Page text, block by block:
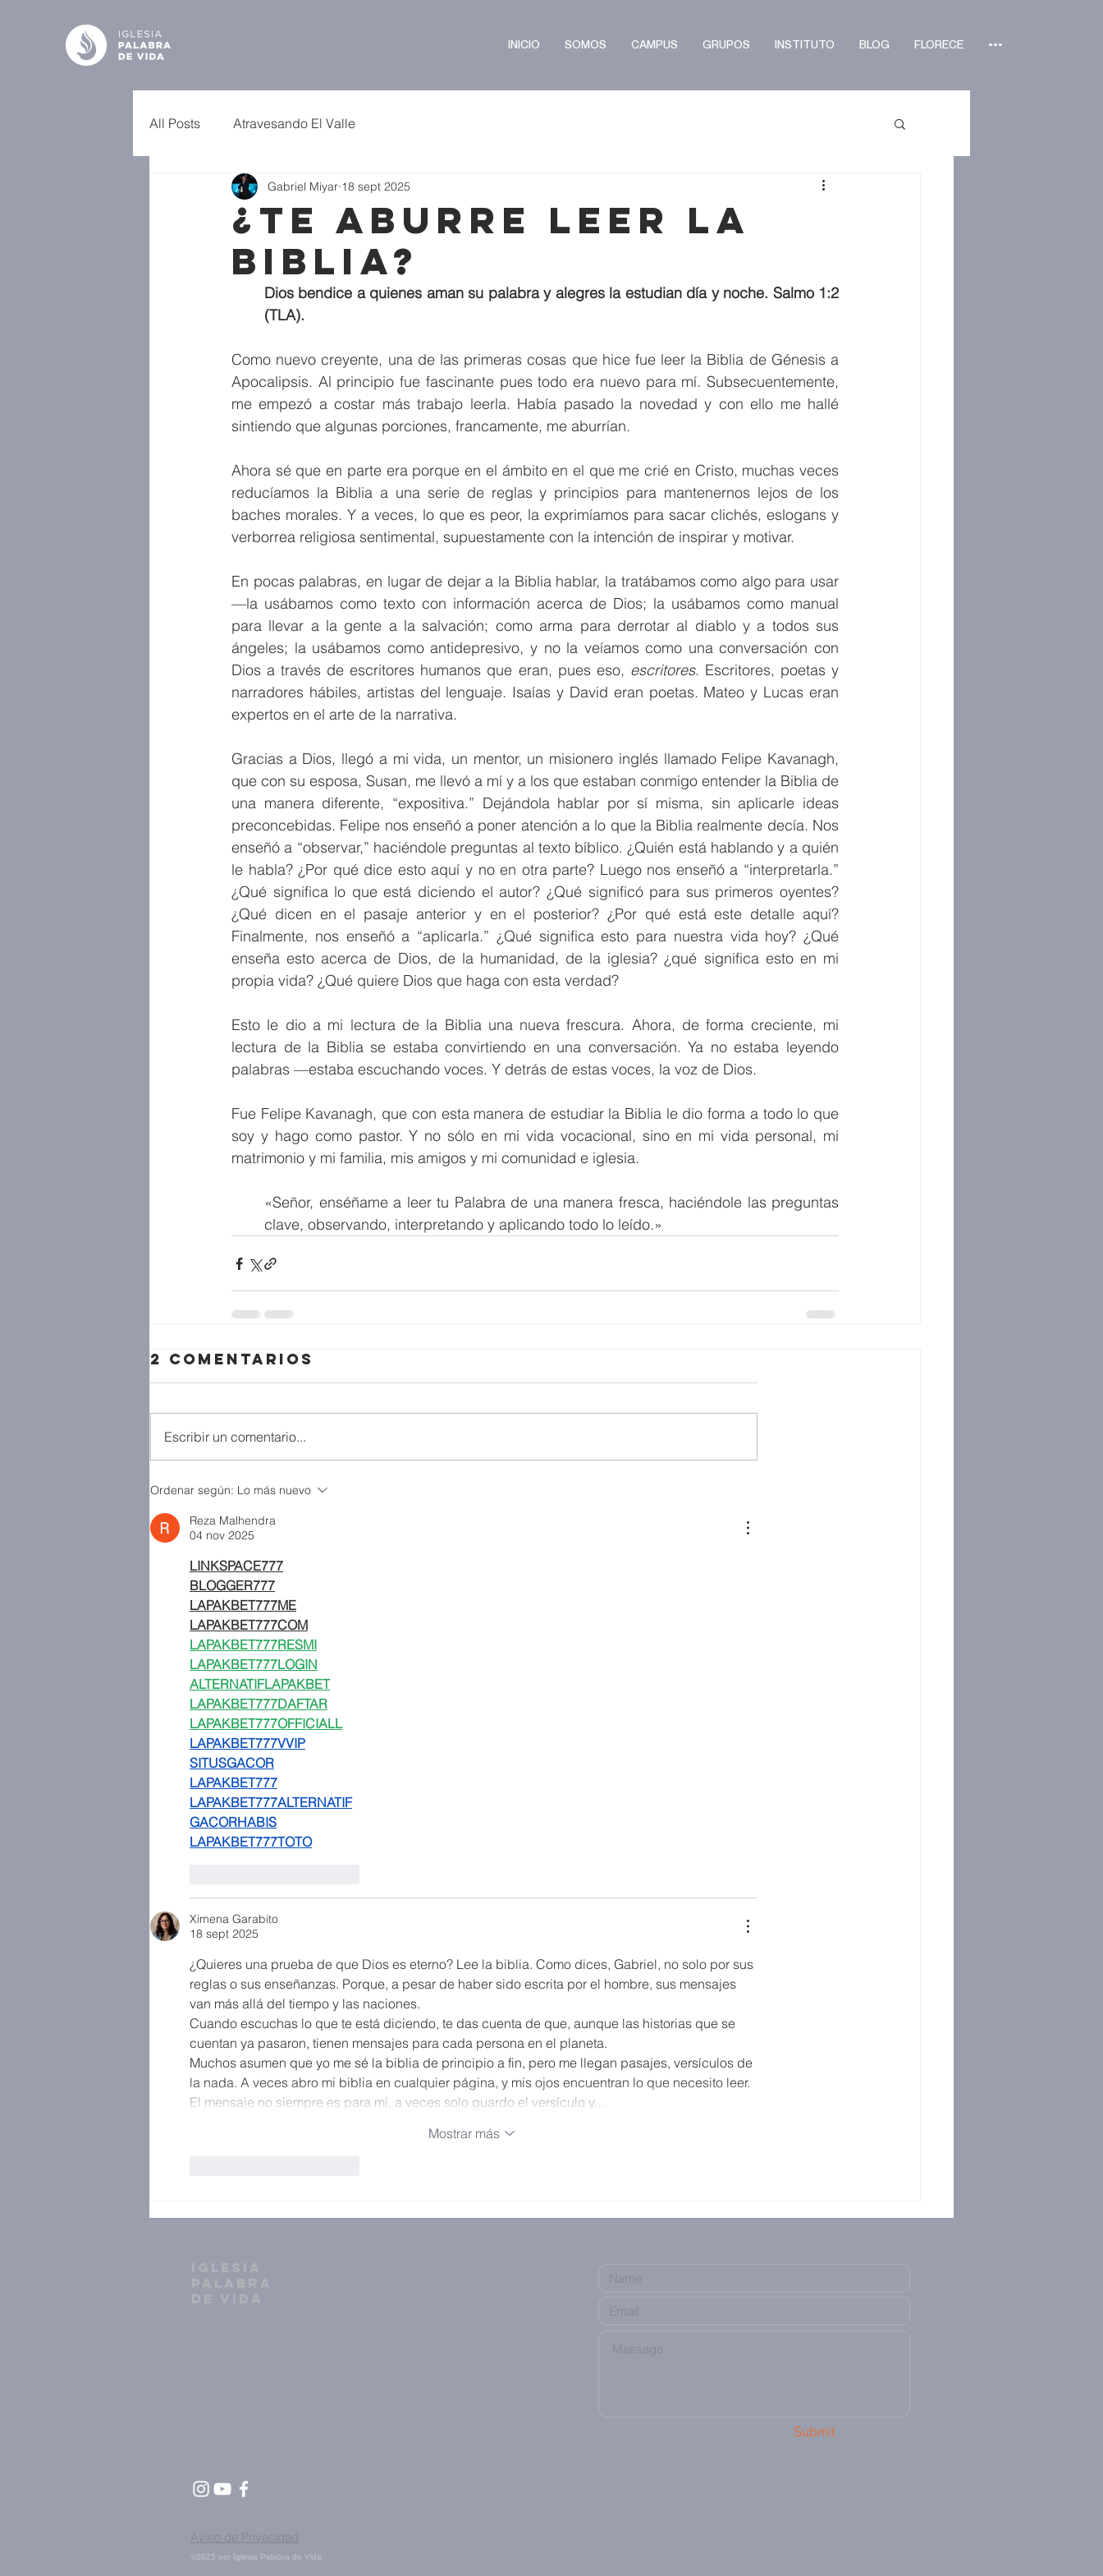
INICIO SOMOS CAMPUS GRUPOS INSTITUTO BLOG FLORECE •••
All Posts Atravesando El Valle
¿Te Aburre Leer la
Biblia?
Gabriel Miyar 18 sept 2025
Dios bendice a quienes aman su palabra y alegres la estudian día y noche. Salmo 1:2
(TLA).
Como nuevo creyente, una de las primeras cosas que hice fue leer la Biblia de Génesis a
Apocalipsis. Al principio fue fascinante pues todo era nuevo para mí. Subsecuentemente,
me empezó a costar más trabajo leerla. Había pasado la novedad y con ello me hallé
sintiendo que algunas porciones, francamente, me aburrían.
Ahora sé que en parte era porque en el ámbito en el que me crié en Cristo, muchas veces
reducíamos la Biblia a una serie de reglas y principios para mantenernos lejos de los
baches morales. Y a veces, lo que es peor, la exprimíamos para sacar clichés, eslogans y
verborrea religiosa sentimental, supuestamente con la intención de inspirar y motivar.
En pocas palabras, en lugar de dejar a la Biblia hablar, la tratábamos como algo para usar
—la usábamos como texto con información acerca de Dios; la usábamos como manual
para llevar a la gente a la salvación; como arma para derrotar al diablo y a todos sus
ángeles; la usábamos como antidepresivo, y no la veíamos como una conversación con
Dios a través de escritores humanos que eran, pues eso, escritores. Escritores, poetas y
narradores hábiles, artistas del lenguaje. Isaías y David eran poetas. Mateo y Lucas eran
expertos en el arte de la narrativa.
Gracias a Dios, llegó a mi vida, un mentor, un misionero inglés llamado Felipe Kavanagh,
que con su esposa, Susan, me llevó a mí y a los que estaban conmigo entender la Biblia de
una manera diferente, “expositiva.” Dejándola hablar por sí misma, sin aplicarle ideas
preconcebidas. Felipe nos enseñó a poner atención a lo que la Biblia realmente decía. Nos
enseñó a “observar,” haciéndole preguntas al texto bíblico. ¿Quién está hablando y a quién
le habla? ¿Por qué dice esto aquí y no en otra parte? Luego nos enseñó a “interpretarla.”
¿Qué significa lo que está diciendo el autor? ¿Qué significó para sus primeros oyentes?
¿Qué dicen en el pasaje anterior y en el posterior? ¿Por qué está este detalle aquí?
Finalmente, nos enseñó a “aplicarla.” ¿Qué significa esto para nuestra vida hoy? ¿Qué
enseña esto acerca de Dios, de la humanidad, de la iglesia? ¿qué significa esto en mi
propia vida? ¿Qué quiere Dios que haga con esta verdad?
Esto le dio a mi lectura de la Biblia una nueva frescura. Ahora, de forma creciente, mi
lectura de la Biblia se estaba convirtiendo en una conversación. Ya no estaba leyendo
palabras —estaba escuchando voces. Y detrás de estas voces, la voz de Dios.
Fue Felipe Kavanagh, que con esta manera de estudiar la Biblia le dio forma a todo lo que
soy y hago como pastor. Y no sólo en mi vida vocacional, sino en mi vida personal, mi
matrimonio y mi familia, mis amigos y mi comunidad e iglesia.
«Señor, enséñame a leer tu Palabra de una manera fresca, haciéndole las preguntas
clave, observando, interpretando y aplicando todo lo leído.»
2 comentarios
Escribir un comentario...
Ordenar según: Lo más nuevo
Reza Malhendra
04 nov 2025
LINKSPACE777
BLOGGER777
LAPAKBET777ME
LAPAKBET777COM
LAPAKBET777RESMI
LAPAKBET777LOGIN
ALTERNATIFLAPAKBET
LAPAKBET777DAFTAR
LAPAKBET777OFFICIALL
LAPAKBET777VVIP
SITUSGACOR
LAPAKBET777
LAPAKBET777ALTERNATIF
GACORHABIS
LAPAKBET777TOTO
Ximena Garabito
18 sept 2025
¿Quieres una prueba de que Dios es eterno? Lee la biblia. Como dices, Gabriel, no solo por sus
reglas o sus enseñanzas. Porque, a pesar de haber sido escrita por el hombre, sus mensajes
van más allá del tiempo y las naciones.
Cuando escuchas lo que te está diciendo, te das cuenta de que, aunque las historias que se
cuentan ya pasaron, tienen mensajes para cada persona en el planeta.
Muchos asumen que yo me sé la biblia de principio a fin, pero me llegan pasajes, versículos de
la nada. A veces abro mi biblia en cualquier página, y mis ojos encuentran lo que necesito leer.
El mensaje no siempre es para mí, a veces solo guardo el versículo y…
Mostrar más
Submit
Aviso de Privacidad
©2025 por Iglesia Palabra de Vida.